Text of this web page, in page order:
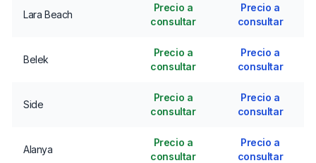
Lara Beach
Precio a
consultar
Precio a
consultar
Belek
Precio a
consultar
Precio a
consultar
Side
Precio a
consultar
Precio a
consultar
Alanya
Precio a
consultar
Precio a
consultar